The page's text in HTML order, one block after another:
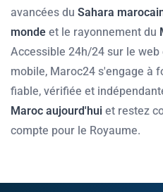
avancées du Sahara
monde et le rayonnement du
Accessible 24h/24 sur le
mobile, Maroc24 s'engage à
fiable, vérifiée et
Maroc aujourd'hui et restez
compte pour le Royaume.